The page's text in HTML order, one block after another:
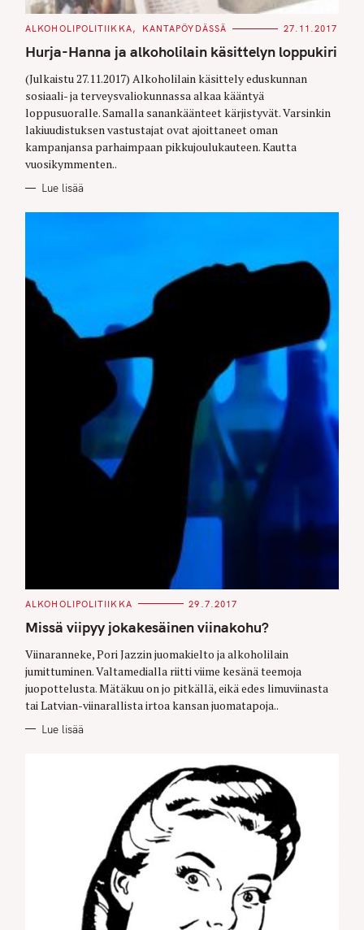
C
T
E
O
R
I
S
ALKOHOLIPOLITIIKKA KANTAPÖYDÄSSÄ 27.11.2017
Hurja-Hanna ja alkoholilain käsittelyn loppukiri
(Julkaistu 27.11.2017) Alkoholilain käsittely eduskunnan
sosiaali- ja terveysvaliokunnassa alkaa kääntyä
loppusuoralle. Samalla sanankäänteet kärjistyvät. Varsinkin
lakiuudistuksen vastustajat ovat ajoittaneet oman
kampanjansa parhaimpaan pikkujoulukauteen. Kautta
vuosikymmenten..
Lue lisää
C
T
E
O
R
I
E
S
ALKOHOLIPOLITIIKKA 29.7.2017
Missä viipyy jokakesäinen viinakohu?
Viinaranneke, Pori Jazzin juomakielto ja alkoholilain
jumittuminen. Valtamedialla riitti viime kesänä teemoja
juopottelusta. Mätäkuu on jo pitkällä, eikä edes limuviinasta
tai Latvian-viinarallista irtoa kansan juomatapoja..
Lue lisää